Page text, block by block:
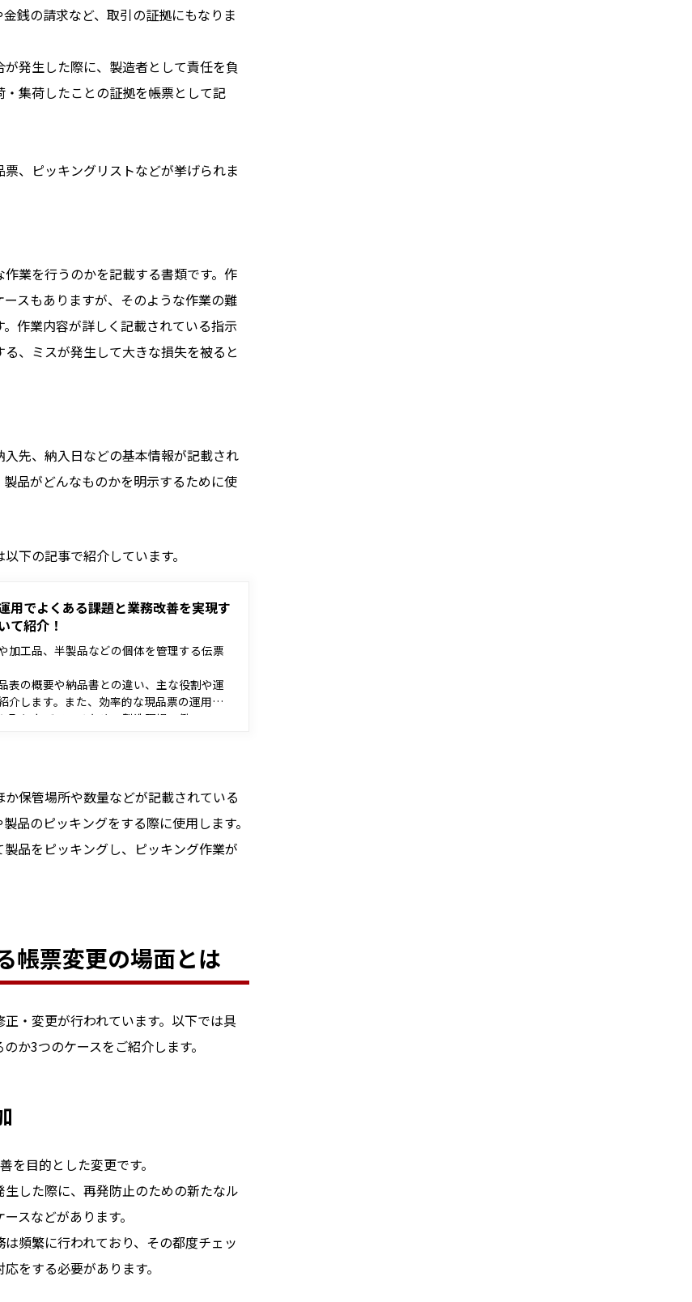
銭の請求など、取引の証拠にもなりま
発生した際に、製造者として責任を負
集荷したことの証拠を帳票として記
、ピッキングリストなどが挙げられま
業を行うのかを記載する書類です。作
スもありますが、そのような作業の難
作業内容が詳しく記載されている指示
、ミスが発生して大きな損失を被ると
先、納入日などの基本情報が記載され
品がどんなものかを明示するために使
下の記事で紹介しています。
用でよくある課題と業務改善を実現す
て紹介！
加工品、半製品などの個体を管理する伝票
表の概要や納品書との違い、主な役割や運
介します。また、効率的な現品票の運用を
取り上げているため、製造現場で働いてい
保管場所や数量などが記載されている
品のピッキングをする際に使用します。
品をピッキングし、ピッキング作業が
帳票変更の場面とは
・変更が行われています。以下では具
か3つのケースをご紹介します。
を目的とした変更です。
した際に、再発防止のための新たなル
スなどがあります。
頻繁に行われており、その都度チェッ
をする必要があります。